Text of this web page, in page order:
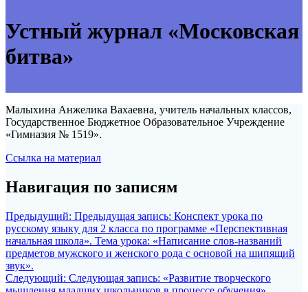
Устный журнал «Московская
битва»
Малыхина Анжелика Вахаевна, учитель начальных классов,
Государственное Бюджетное Образовательное Учреждение
«Гимназия № 1519».
Ссылка на материал
Навигация по записям
Предыдущий: Предыдущая запись: Конспект урока по
русскому языку для 2 класса по программе «Перспективная
начальная школа». Тема урока: «Написание слов-названий
предметов мужского и женского рода с основой на шипящий
звук».
Следующий: Следующая запись: «Развитие творческого